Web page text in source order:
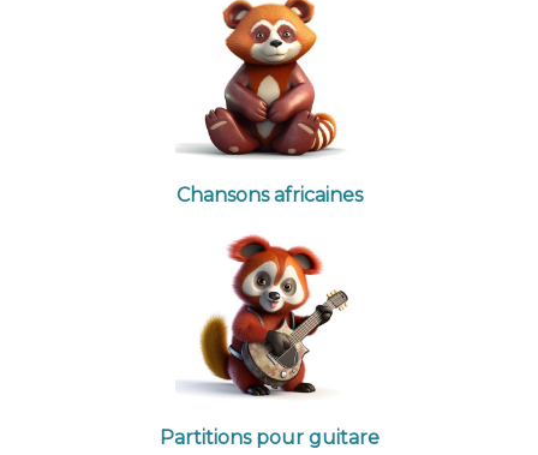
Chansons africaines
Partitions pour guitare